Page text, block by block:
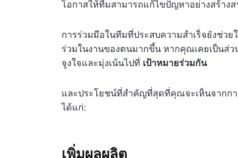
โอกาสให้ทีมสามารถแก้ไขปัญหาอย่างสร้า
การร่วมมือในทีมที่ประสบความสำเร็จยังช่
ร่วมในงานของตนมากขึ้น หากคุณเคยเป็นส่
จูงใจและมุ่งเน้นไปที่ เป้าหมายร่วมกัน
และประโยชน์ที่สำคัญที่สุดที่คุณจะเห็นจากก
ได้แก่:
เพิ่มผลผลิต